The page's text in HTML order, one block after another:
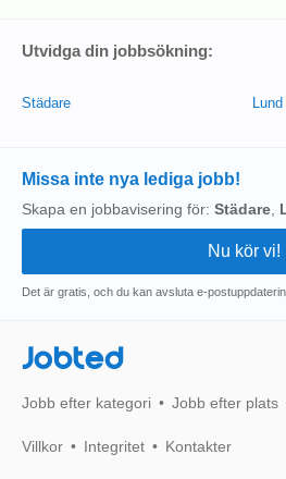
Utvidga din jobbsökning:
Städare Lund
Missa inte nya lediga jobb!
Skapa en jobbavisering för: Städare
Det är gratis, och du kan avsluta e-
Jobted
Jobb efter kategori Jobb efter plats
Villkor Integritet Kontakter